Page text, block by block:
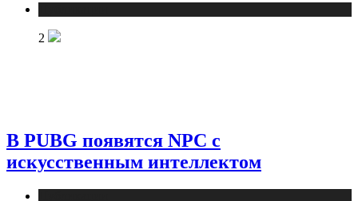
2
В PUBG появятся NPC с
искусственным интеллектом